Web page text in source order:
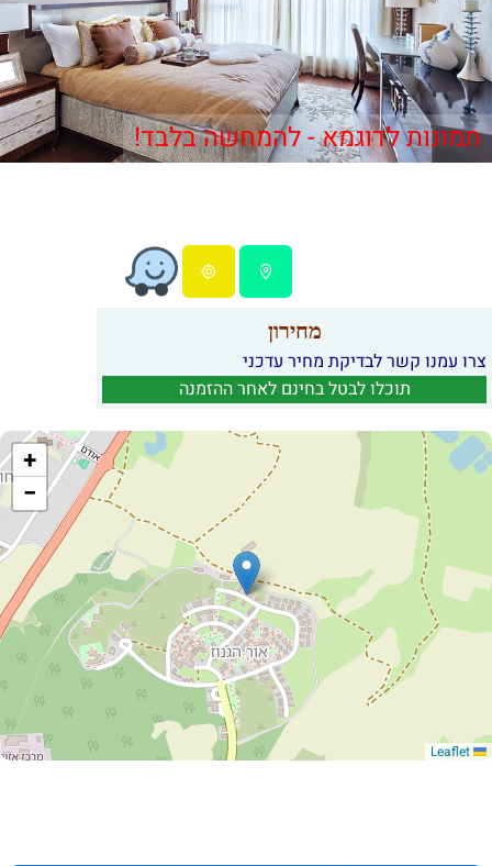
תמונות לדוגמא - להמחשה בלבד!
מחירון
צרו עמנו קשר לבדיקת מחיר עדכני
תוכלו לבטל בחינם לאחר ההזמנה
+
−